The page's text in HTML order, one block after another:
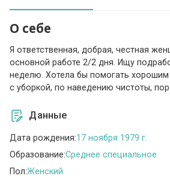
О себе
Я ответственная, добрая, честная
основной работе 2/2 дня. Ищу
неделю. Хотела бы помогать
с уборкой, по наведению чистоты,
Данные
Дата рождения:17 ноября 1979 г.
Образование:Среднее специальное
Пол:Женский